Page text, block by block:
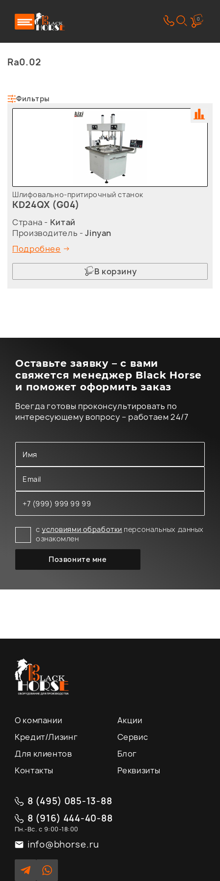
0
Ra0.02
Фильтры
Шлифовально-притирочный станок
KD24QX (G04)
Страна - Китай
Производитель -Jinyan
Подробнее
В корзину
Оставьте заявку – с вами
свяжется менеджер Black Horse
и поможет оформить заказ
Всегда готовы проконсультировать по
интересующему вопросу – работаем 24/7
сусловиями обработки персональных данных
ознакомлен
О компании
Акции
Кредит/Лизинг
Сервис
Для клиентов
Блог
Контакты
Реквизиты
8 (495) 085-13-88
8 (916) 444-40-88
Пн.-Вс. с 9:00-18:00
info@bhorse.ru